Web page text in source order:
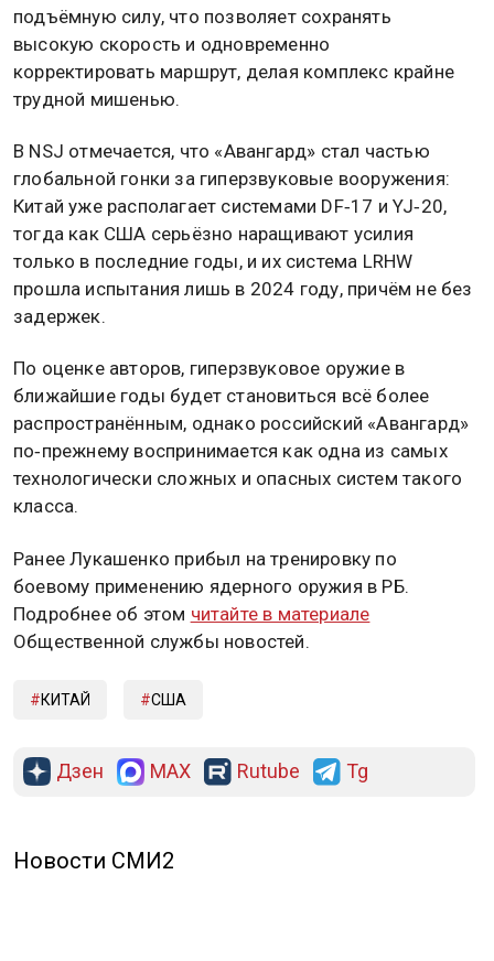
подъёмную силу, что позволяет сохранять
высокую скорость и одновременно
корректировать маршрут, делая комплекс крайне
трудной мишенью.
В NSJ отмечается, что «Авангард» стал частью
глобальной гонки за гиперзвуковые вооружения:
Китай уже располагает системами DF‑17 и YJ‑20,
тогда как США серьёзно наращивают усилия
только в последние годы, и их система LRHW
прошла испытания лишь в 2024 году, причём не без
задержек.
По оценке авторов, гиперзвуковое оружие в
ближайшие годы будет становиться всё более
распространённым, однако российский «Авангард»
по‑прежнему воспринимается как одна из самых
технологически сложных и опасных систем такого
класса.
Ранее Лукашенко прибыл на тренировку по
боевому применению ядерного оружия в РБ.
Подробнее об этом читайте в материале
Общественной службы новостей.
КИТАЙ CША
Дзен MAX Rutube Tg
Новости СМИ2